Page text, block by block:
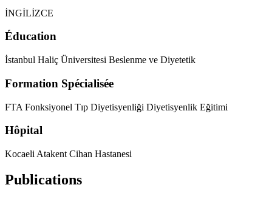
İNGİLİZCE
Éducation
İstanbul Haliç Üniversitesi Beslenme ve Diyetetik
Formation Spécialisée
FTA Fonksiyonel Tıp Diyetisyenliği Diyetisyenlik Eğitimi
Hôpital
Kocaeli Atakent Cihan Hastanesi
Publications